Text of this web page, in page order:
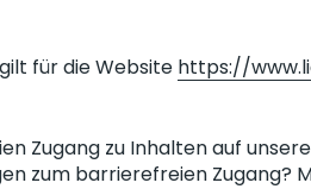
für die Website https://
Zugang zu Inhalten auf
zum barrierefreien Zugang?